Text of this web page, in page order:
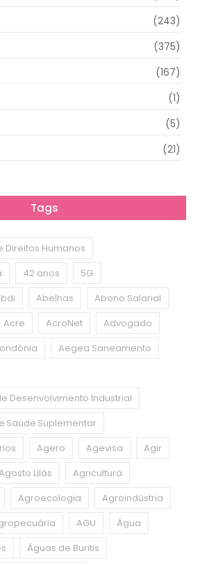
(243)
(375)
(167)
(1)
(5)
(21)
Tags
Direitos Humanos
42 anos
5G
Abelhas
Abono Salarial
Acre AcroNet
Advogado
Aegea Saneamento
Desenvolvimento Industrial
Saúde Suplementar
Agero Agevisa
Agir
Lilás
Agricultura
Agroecologia
Agroindústria
AGU
Água
Águas de Buritis